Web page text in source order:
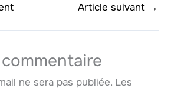
Article suivant →
ne sera pas publiée. Les